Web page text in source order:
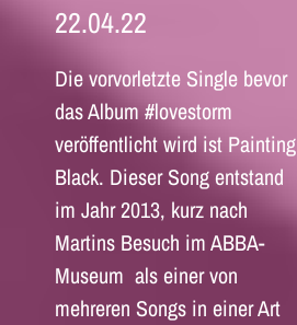
22.04.22
Die vorvorletzte Single bevor
das Album #lovestorm
veröffentlicht wird ist Painting
Black. Dieser Song entstand
im Jahr 2013, kurz nach
Martins Besuch im ABBA-
Museum als einer von
mehreren Songs in einer Art